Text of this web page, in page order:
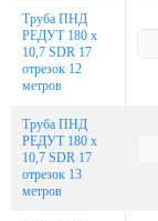
Труба ПНД
РЕДУТ 180 х
10,7 SDR 17
отрезок 12
метров
Труба ПНД
РЕДУТ 180 х
10,7 SDR 17
отрезок 13
метров